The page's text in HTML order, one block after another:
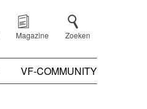
Magazine Zoeken
VF-COMMUNITY